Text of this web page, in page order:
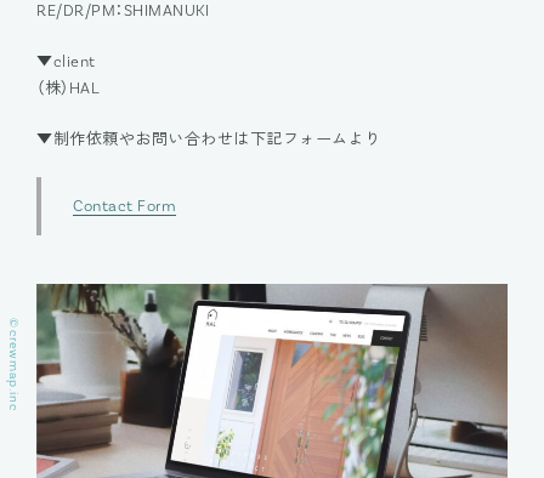
RE/DR/PM：SHIMANUKI
▼client
（株）HAL
▼制作依頼やお問い合わせは下記フォームより
Contact Form
©
crewmap.inc